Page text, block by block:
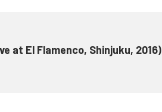
at El Flamenco, Shinjuku, 2016)